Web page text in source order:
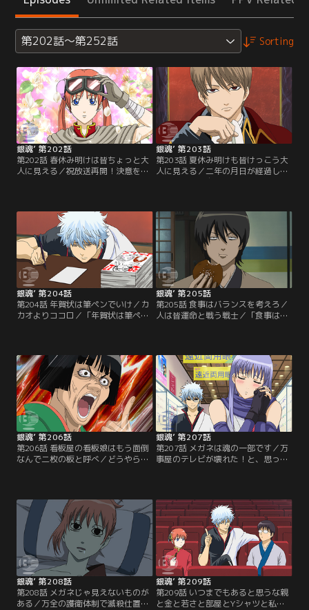
第202話～第252話 Sorting
銀魂’ 第202話
第202話 春休み明けは皆ちょっと大
人に見える／祝放送再開！決意を新
るで別人に変貌した銀時と神楽だっ
た。己の知らぬ間にここでは二年の
月日が経っていると知り新八は困惑
する。【提供：バンダイチャンネ
ル】
銀魂’ 第203話
第203話 夏休み明けも皆けっこう大
人に見える／二年の月日が経過した
世界。新八は自分以外何もかもが変
残されていた人物が…真選組の土方
もその一人だ。新八と土方は現状
を、ツッコミというポジションを忘
れてこの世界をボケの飽和状態にし
た自分たちへの罰だとうなだれる。
【提供：バンダイチャンネル】
銀魂’ 第204話
第204話 年賀状は筆ペンでいけ／カ
カオよりココロ／「年賀状は筆ペン
でいた。近況報告も兼ねた年賀状の
中には馴染みの顔からも…。しかし
差出人たちは年賀状でやりたい放
題！「カカオよりココロ」バレンタ
インなんて茶番はやめるべきだ！！
と訴える万事屋の男子二名。【提
供：バンダイチャンネル】
銀魂’ 第205話
第205話 食事はバランスを考えろ／
人は皆運命と戦う戦士／「食事はバ
すか？」と娘から問いかけられる山
崎。その娘は山崎の張り込み対象の
居酒屋女主人・楢崎幸だった。「人
は皆運命と戦う戦士」断られると思
いつつも妙を野球観戦に誘う近藤。
【提供：バンダイチャンネル】
銀魂’ 第206話
第206話 看板屋の看板娘はもう面倒
なんで二枚の板と呼べ／どうやらキ
て動揺を隠せない。相手はスナック
お登勢の常連客の、末次郎という実
業家。キャサリンは彼と一緒に店を
出すことを決意しかぶき町を去るこ
とに…。【提供：バンダイチャンネ
ル】
銀魂’ 第207話
第207話 メガネは魂の一部です／万
事屋のテレビが壊れた！と、思った
事な眼鏡が壊れてしまう。銀時は
渋々さっちゃんに新しい眼鏡を買っ
てあげるものの、それはあきらかに
度数が合っていない瓶底眼鏡だっ
た。銀時からのプレゼントに喜ぶさ
っちゃんだったが…。【提供：バン
ダイチャンネル】
銀魂’ 第208話
第208話 メガネじゃ見えないものが
ある／万全の護衛体制で滅殺仕置き
銀魂’ 第209話
第209話 いつまでもあると思うな親
と金と若さと部屋とYシャツと私と